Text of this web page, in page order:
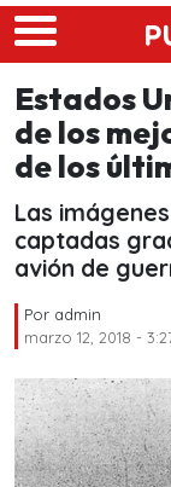
Skip to main
Estados
de los
de los
Las
captadas
avión de
Por admin
marzo 12, 2018 -